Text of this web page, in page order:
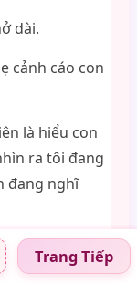
dài.
cảnh cáo con
là hiểu con
ra tôi đang
đang nghĩ
hỏi: “Có
Trang Tiếp